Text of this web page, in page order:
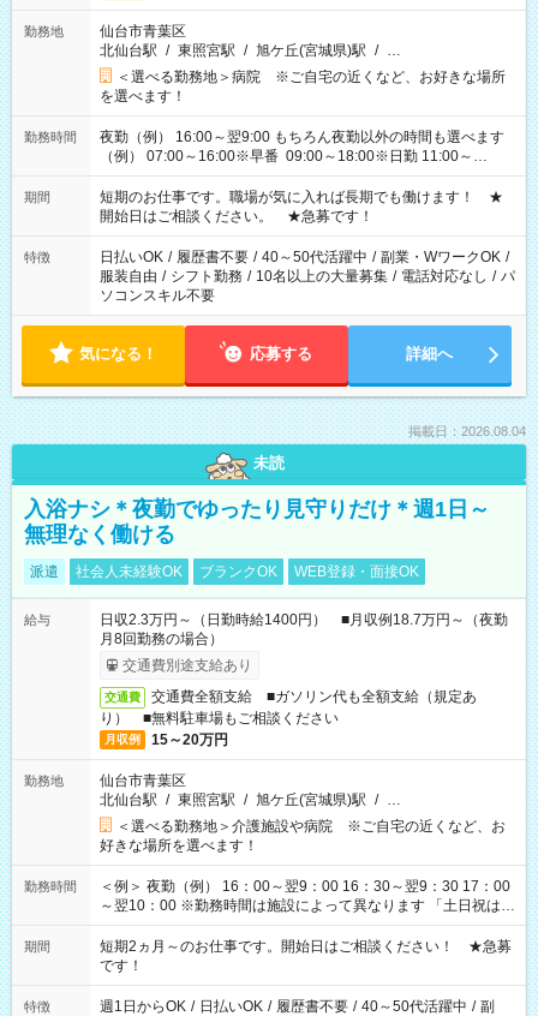
勤務地
仙台市青葉区
北仙台駅 / 東照宮駅 / 旭ケ丘(宮城県)駅 / …
＜選べる勤務地＞病院 ※ご自宅の近くなど、お好きな場所
を選べます！
勤務時間
夜勤（例） 16:00～翌9:00 もちろん夜勤以外の時間も選べます
（例） 07:00～16:00※早番 09:00～18:00※日勤 11:00～
20:00※遅番 ※時間は、固定・選べる施設もあるので、ご希望が
あれば調整できます！ ※シフト制。勤務地により実働時間が異
なります。★家庭の都合でお休みが必要な場合も遠慮なくご相
談ください。
期間
短期のお仕事です。職場が気に入れば長期でも働けます！ ★
開始日はご相談ください。 ★急募です！
特徴 日払いOK / 履歴書不要 / 40～50代活躍中 / 副業・WワークOK /
服装自由 / シフト勤務 / 10名以上の大量募集 / 電話対応なし / パ
ソコンスキル不要
気になる！ 応募する 詳細へ
掲載日：2026.08.04
未読
入浴ナシ＊夜勤でゆったり見守りだけ＊週1日～
無理なく働ける
派遣 社会人未経験OK ブランクOK WEB登録・面接OK
給与
日収2.3万円～（日勤時給1400円） ■月収例18.7万円～（夜勤
月8回勤務の場合）
交通費別途支給あり
交通費
交通費全額支給 ■ガソリン代も全額支給（規定あ
り） ■無料駐車場もご相談ください
月収例 15～20万円
勤務地
仙台市青葉区
北仙台駅 / 東照宮駅 / 旭ケ丘(宮城県)駅 / …
＜選べる勤務地＞介護施設や病院 ※ご自宅の近くなど、お
好きな場所を選べます！
勤務時間
＜例＞ 夜勤（例） 16：00～翌9：00 16：30～翌9：30 17：00
～翌10：00 ※勤務時間は施設によって異なります 「土日祝は休
みたい」 「しっかり稼ぎたい」 「もう少し遅い時間から始めた
い」など ご希望にあったお仕事をご案内いたします。 ※未経験
の方の場合は1～2ヶ月間は日中での仕事を経験いただき、 お
仕事に慣れてからの夜勤になります。 ★家庭の都合でお休みが
必要な場合も遠慮なくご相談ください。
期間
短期2ヵ月～のお仕事です。開始日はご相談ください！ ★急募
です！
特徴 週1日からOK / 日払いOK / 履歴書不要 / 40～50代活躍中 / 副